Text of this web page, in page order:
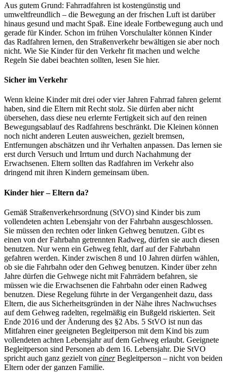
Aus gutem Grund: Fahrradfahren ist kostengünstig und
umweltfreundlich – die Bewegung an der frischen Luft ist darüber
hinaus gesund und macht Spaß. Eine ideale Fortbewegung auch und
gerade für Kinder. Schon im frühen Vorschulalter können Kinder
das Radfahren lernen, den Straßenverkehr bewältigen sie aber noch
nicht. Wie Sie Kinder für den Verkehr fit machen und welche
Regeln Sie dabei beachten sollten, lesen Sie hier.
Sicher im Verkehr
Wenn kleine Kinder mit drei oder vier Jahren Fahrrad fahren gelernt
haben, sind die Eltern mit Recht stolz. Sie dürfen aber nicht
übersehen, dass diese neu erlernte Fertigkeit sich auf den reinen
Bewegungsablauf des Radfahrens beschränkt. Die Kleinen können
noch nicht anderen Leuten ausweichen, gezielt bremsen,
Entfernungen abschätzen und ihr Verhalten anpassen. Das lernen sie
erst durch Versuch und Irrtum und durch Nachahmung der
Erwachsenen. Eltern sollten das Radfahren im Verkehr also
dringend mit ihren Kindern gemeinsam üben.
Kinder hier – Eltern da?
Gemäß Straßenverkehrsordnung (StVO) sind Kinder bis zum
vollendeten achten Lebensjahr von der Fahrbahn ausgeschlossen.
Sie müssen den rechten oder linken Gehweg benutzen. Gibt es
einen von der Fahrbahn getrennten Radweg, dürfen sie auch diesen
benutzen. Nur wenn ein Gehweg fehlt, darf auf der Fahrbahn
gefahren werden. Kinder zwischen 8 und 10 Jahren dürfen wählen,
ob sie die Fahrbahn oder den Gehweg benutzen. Kinder über zehn
Jahre dürfen die Gehwege nicht mit Fahrrädern befahren, sie
müssen wie die Erwachsenen die Fahrbahn oder einen Radweg
benutzen. Diese Regelung führte in der Vergangenheit dazu, dass
Eltern, die aus Sicherheitsgründen in der Nähe ihres Nachwuchses
auf dem Gehweg radelten, regelmäßig ein Bußgeld riskierten. Seit
Ende 2016 und der Änderung des §2 Abs. 5 StVO ist nun das
Mitfahren einer geeigneten Begleitperson mit dem Kind bis zum
vollendeten achten Lebensjahr auf dem Gehweg erlaubt. Geeignete
Begleitperson sind Personen ab dem 16. Lebensjahr. Die StVO
spricht auch ganz gezielt von einerBegleitperson – nicht von beiden
Eltern oder der ganzen Familie.